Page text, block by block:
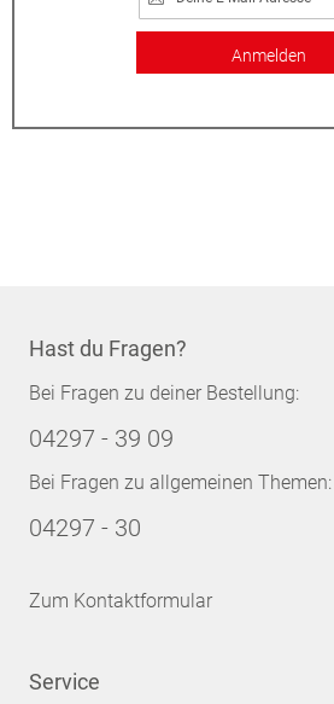
Anmelden
Hast du Fragen?
Bei Fragen zu deiner Bestellung:
04297 - 39 09
Bei Fragen zu allgemeinen Themen:
04297 - 30
Zum Kontaktformular
Service